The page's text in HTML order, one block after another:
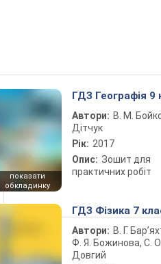
показати
обкладинку
ГДЗ Географія 9
Автори: В. М.
Дітчук
Рік: 2017
Опис: Зошит для
практичних робіт
ГДЗ Фізика 7
Автори: В. Г.
Ф. Я. Божинова, С. О.
Довгий